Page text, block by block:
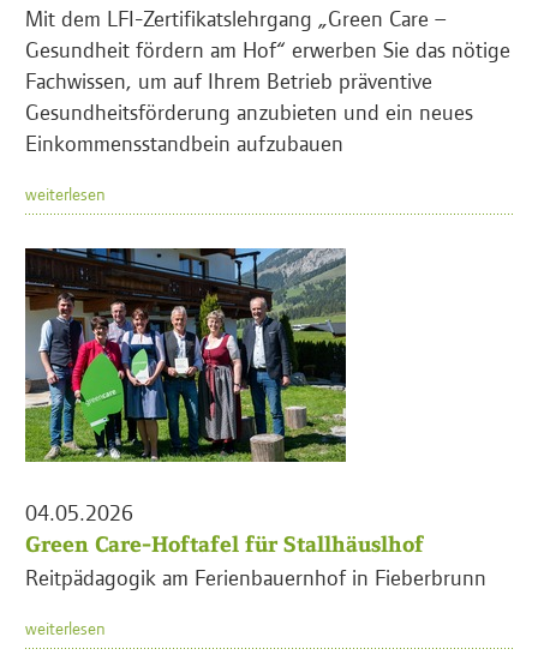
Mit dem LFI-Zertifikatslehrgang „Green Care –
Gesundheit fördern am Hof“ erwerben Sie das nötige
Fachwissen, um auf Ihrem Betrieb präventive
Gesundheitsförderung anzubieten und ein neues
Einkommensstandbein aufzubauen
weiterlesen
04.05.2026
Green Care-Hoftafel für Stallhäuslhof
Reitpädagogik am Ferienbauernhof in Fieberbrunn
weiterlesen